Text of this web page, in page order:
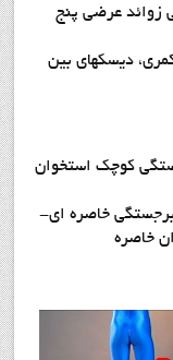
زوائد عرضی پنج
دیسکهای بین
کوچک استخوان
خاصره ای-
خاصره